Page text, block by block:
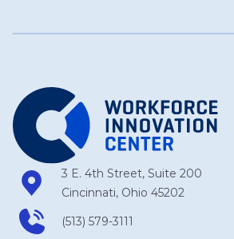
3 E. 4th Street, Suite 200
Cincinnati, Ohio 45202
(513) 579-3111